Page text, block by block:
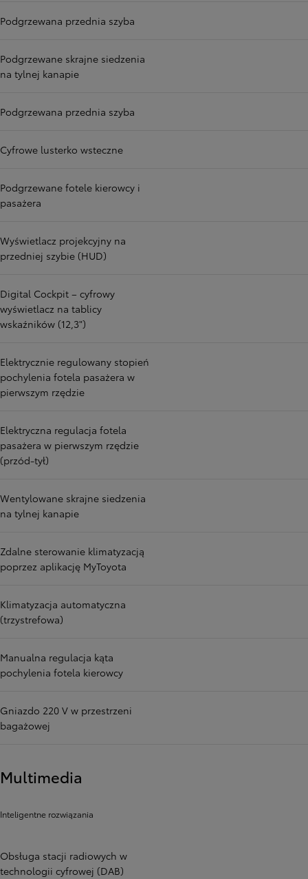
Podgrzewana przednia szyba
Podgrzewane skrajne siedzenia
na tylnej kanapie
Podgrzewana przednia szyba
Cyfrowe lusterko wsteczne
Podgrzewane fotele kierowcy i
pasażera
Wyświetlacz projekcyjny na
przedniej szybie (HUD)
Digital Cockpit – cyfrowy
wyświetlacz na tablicy
wskaźników (12,3")
Elektrycznie regulowany stopień
pochylenia fotela pasażera w
pierwszym rzędzie
Elektryczna regulacja fotela
pasażera w pierwszym rzędzie
(przód-tył)
Wentylowane skrajne siedzenia
na tylnej kanapie
Zdalne sterowanie klimatyzacją
poprzez aplikację MyToyota
Klimatyzacja automatyczna
(trzystrefowa)
Manualna regulacja kąta
pochylenia fotela kierowcy
Gniazdo 220 V w przestrzeni
bagażowej
Multimedia
Inteligentne rozwiązania
Obsługa stacji radiowych w
technologii cyfrowej (DAB)